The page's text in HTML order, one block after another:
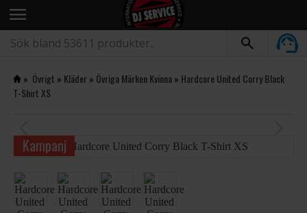
menu
» Övrigt » Kläder» Övriga Märken Kvinna» Hardcore United Corry Black
T-Shirt XS
Kampanj